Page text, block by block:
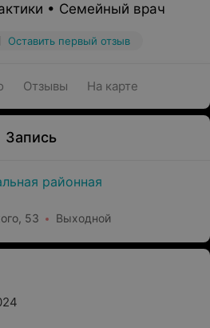
• Семейный врач
Оставить первый отзыв
Отзывы На карте
Запись
районная
53 Выходной